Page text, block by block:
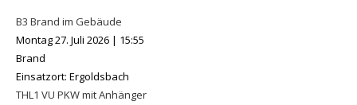
B3 Brand im Gebäude
Montag 27. Juli 2026 | 15:55
Brand
Einsatzort: Ergoldsbach
THL1 VU PKW mit Anhänger